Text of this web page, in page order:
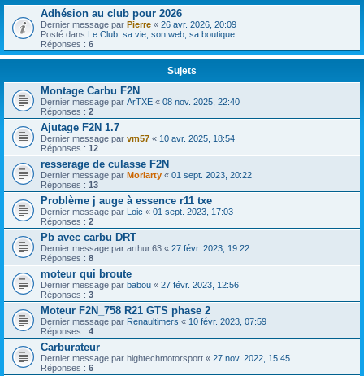
Adhésion au club pour 2026
Dernier message par Pierre « 26 avr. 2026, 20:09
Posté dans Le Club: sa vie, son web, sa boutique.
Réponses : 6
Sujets
Montage Carbu F2N
Dernier message par ArTXE « 08 nov. 2025, 22:40
Réponses : 2
Ajutage F2N 1.7
Dernier message par vm57 « 10 avr. 2025, 18:54
Réponses : 12
resserage de culasse F2N
Dernier message par Moriarty « 01 sept. 2023, 20:22
Réponses : 13
Problème j auge à essence r11 txe
Dernier message par Loic « 01 sept. 2023, 17:03
Réponses : 2
Pb avec carbu DRT
Dernier message par arthur.63 « 27 févr. 2023, 19:22
Réponses : 8
moteur qui broute
Dernier message par babou « 27 févr. 2023, 12:56
Réponses : 3
Moteur F2N_758 R21 GTS phase 2
Dernier message par Renaultimers « 10 févr. 2023, 07:59
Réponses : 4
Carburateur
Dernier message par hightechmotorsport « 27 nov. 2022, 15:45
Réponses : 6